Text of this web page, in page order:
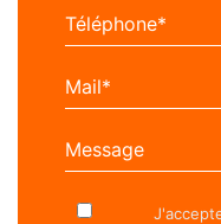
Téléphone*
Mail*
Message